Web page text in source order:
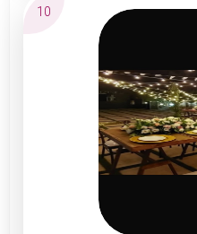
این مجموعه با ظرفیت ۳۰۰ نفر، مجهز به
گل‌آرایی زیبا و دی‌جی
برای مهمانان شما
10